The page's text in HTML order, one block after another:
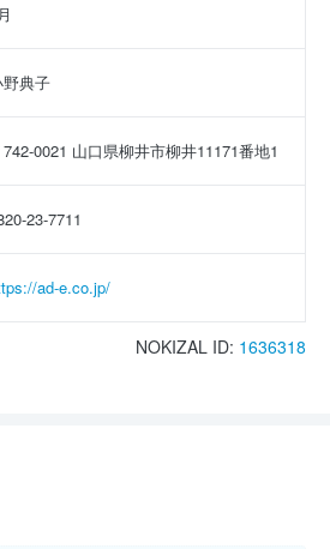
典子
0021 山口県柳井市柳井11171番地1
23-7711
ad-e.co.jp/
NOKIZAL ID: 1636318